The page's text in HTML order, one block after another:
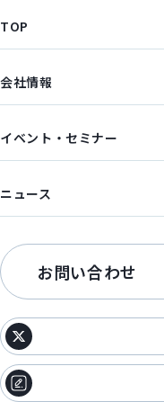
TOP
会社情報
イベント・セミナー
ニュース
お問い合わせ